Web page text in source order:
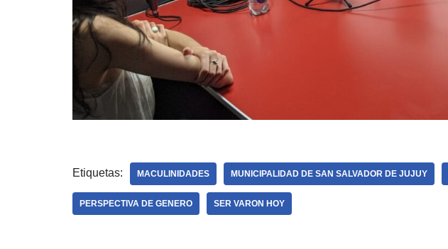
Etiquetas: MACULINIDADES MUNICIPALIDAD DE SAN SALVADOR DE JUJUY
PERSPECTIVA DE GENERO SER VARON HOY